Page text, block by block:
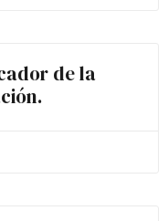
de la